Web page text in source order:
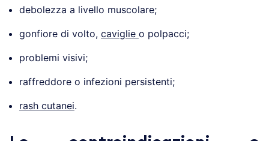
debolezza a livello muscolare;
gonfiore di volto, caviglie o polpacci;
problemi visivi;
raffreddore o infezioni persistenti;
rash cutanei.